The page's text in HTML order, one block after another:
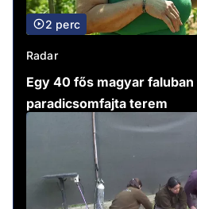
2 perc
Radar
Egy 40 fős magyar
paradicsomfajta terem